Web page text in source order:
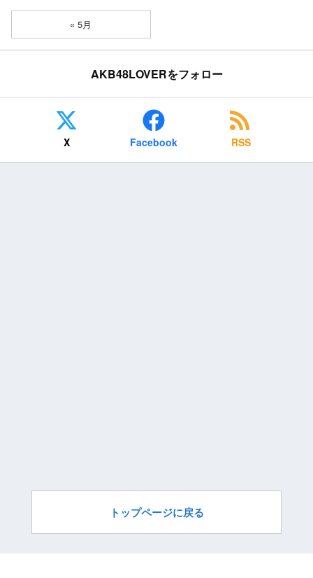
« 5月
AKB48LOVERをフォロー
X Facebook RSS
トップページに戻る